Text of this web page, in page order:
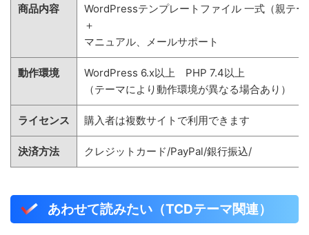
商品内容
WordPressテンプレートファイル 一式（親テ
＋
マニュアル、メールサポート
動作環境
WordPress 6.x以上 PHP 7.4以上
（テーマにより動作環境が異なる場合あり）
ライセンス 購入者は複数サイトで利用できます
決済方法 クレジットカード/PayPal/銀行振込/
あわせて読みたい（TCDテーマ関連）